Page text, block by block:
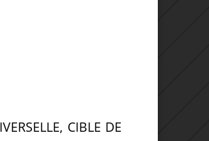
CIBLE DE